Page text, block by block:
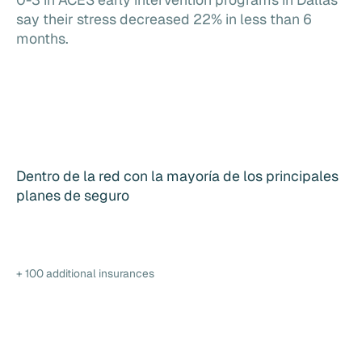
say their stress decreased 22% in less than 6
months.
Dentro de la red con la mayoría de los principales
planes de seguro
+ 100 additional insurances